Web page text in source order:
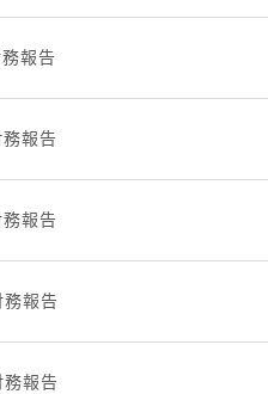
報告
報告
報告
報告
報告